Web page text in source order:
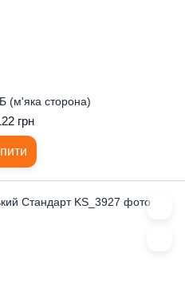
(м'яка сторона)
грн